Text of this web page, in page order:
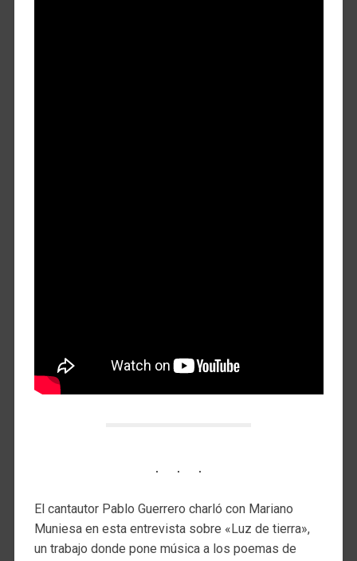
El cantautor Pablo Guerrero charló con Mariano
Muniesa en esta entrevista sobre «Luz de tierra»,
un trabajo donde pone música a los poemas de